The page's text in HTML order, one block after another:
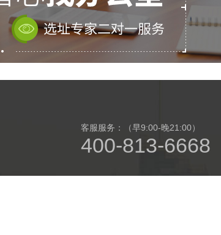
客服服务：（早9:00-晚21:00）
400-813-6668